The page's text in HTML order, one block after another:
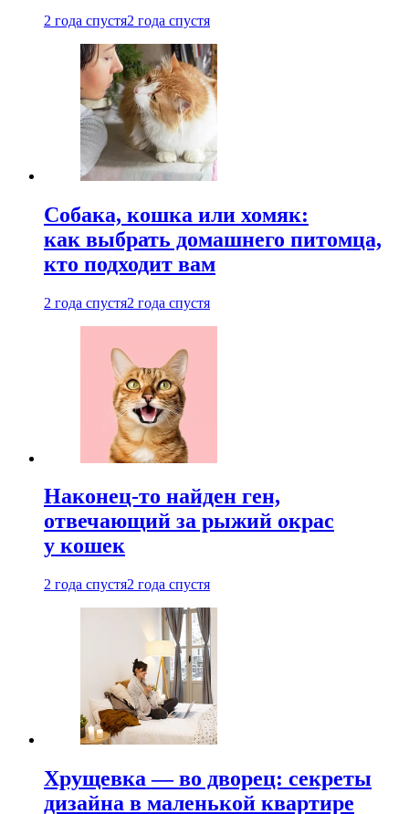
2 года спустя2 года спустя
Собака, кошка или хомяк:
как выбрать домашнего питомца,
кто подходит вам
2 года спустя2 года спустя
Наконец-то найден ген,
отвечающий за рыжий окрас
у кошек
2 года спустя2 года спустя
Хрущевка — во дворец: секреты
дизайна в маленькой квартире